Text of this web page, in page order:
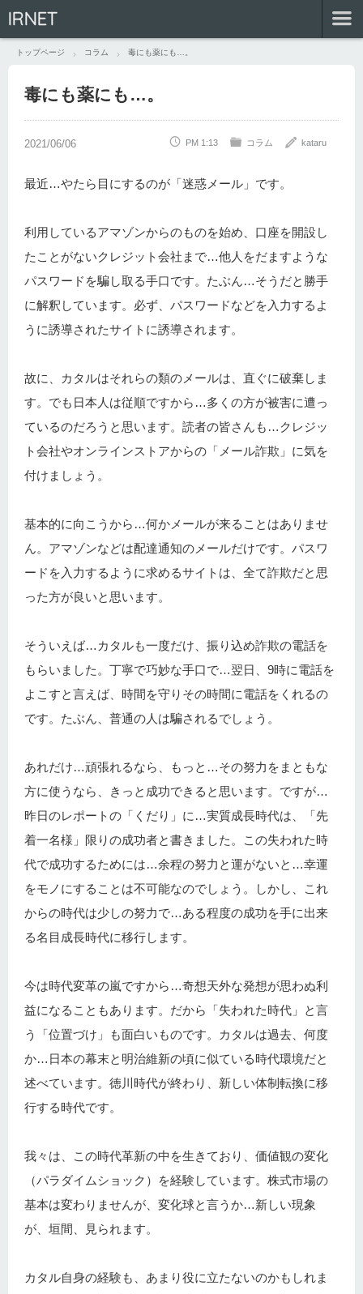
IRNET
トップページ コラム 毒にも薬にも…。
毒にも薬にも…。
PM 1:13 コラム kataru
最近…やたら目にするのが「迷惑メール」です。
利用しているアマゾンからのものを始め、口座を開設し
たことがないクレジット会社まで…他人をだますような
パスワードを騙し取る手口です。たぶん…そうだと勝手
に解釈しています。必ず、パスワードなどを入力するよ
うに誘導されたサイトに誘導されます。
故に、カタルはそれらの類のメールは、直ぐに破棄しま
す。でも日本人は従順ですから…多くの方が被害に遭っ
ているのだろうと思います。読者の皆さんも…クレジッ
ト会社やオンラインストアからの「メール詐欺」に気を
付けましょう。
基本的に向こうから…何かメールが来ることはありませ
ん。アマゾンなどは配達通知のメールだけです。パスワ
ードを入力するように求めるサイトは、全て詐欺だと思
った方が良いと思います。
そういえば…カタルも一度だけ、振り込め詐欺の電話を
もらいました。丁寧で巧妙な手口で…翌日、9時に電話を
よこすと言えば、時間を守りその時間に電話をくれるの
です。たぶん、普通の人は騙されるでしょう。
あれだけ…頑張れるなら、もっと…その努力をまともな
方に使うなら、きっと成功できると思います。ですが…
昨日のレポートの「くだり」に…実質成長時代は、「先
着一名様」限りの成功者と書きました。この失われた時
代で成功するためには…余程の努力と運がないと…幸運
をモノにすることは不可能なのでしょう。しかし、これ
からの時代は少しの努力で…ある程度の成功を手に出来
る名目成長時代に移行します。
今は時代変革の嵐ですから…奇想天外な発想が思わぬ利
益になることもあります。だから「失われた時代」と言
う「位置づけ」も面白いものです。カタルは過去、何度
か…日本の幕末と明治維新の頃に似ている時代環境だと
述べています。徳川時代が終わり、新しい体制転換に移
行する時代です。
我々は、この時代革新の中を生きており、価値観の変化
（パラダイムショック）を経験しています。株式市場の
基本は変わりませんが、変化球と言うか…新しい現象
が、垣間、見られます。
カタル自身の経験も、あまり役に立たないのかもしれま